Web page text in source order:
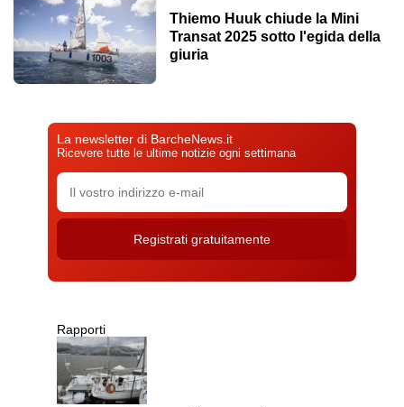
Thiemo Huuk chiude la Mini
Transat 2025 sotto l'egida della
giuria
La newsletter di BarcheNews.it
Ricevere tutte le ultime notizie ogni settimana
Rapporti